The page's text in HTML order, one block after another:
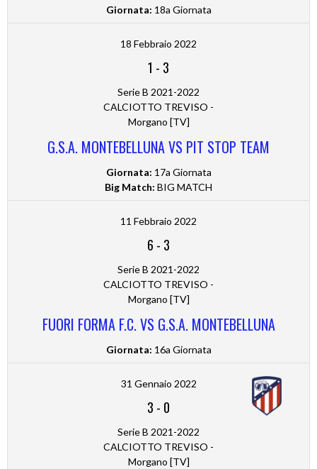
Giornata: 18a Giornata
18 Febbraio 2022
1 - 3
Serie B 2021-2022
CALCIOTTO TREVISO -
Morgano [TV]
G.S.A. MONTEBELLUNA VS PIT STOP TEAM
Giornata: 17a Giornata
Big Match: BIG MATCH
11 Febbraio 2022
6 - 3
Serie B 2021-2022
CALCIOTTO TREVISO -
Morgano [TV]
FUORI FORMA F.C. VS G.S.A. MONTEBELLUNA
Giornata: 16a Giornata
31 Gennaio 2022
3 - 0
Serie B 2021-2022
CALCIOTTO TREVISO -
Morgano [TV]